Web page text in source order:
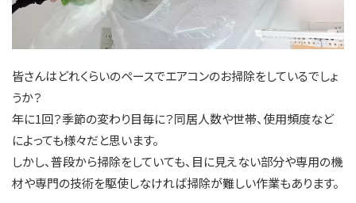
皆さんはどれくらいのペースでエアコンのお掃除をしているでしょ
うか？
年に1回？季節の変わり目毎に？同居人数や世帯、使用頻度など
によっても様々だと思います。
しかし、普段から掃除をしていても、目に見えない部分や専用の機
材や専門の技術を駆使しなければ掃除が難しい作業もあります。